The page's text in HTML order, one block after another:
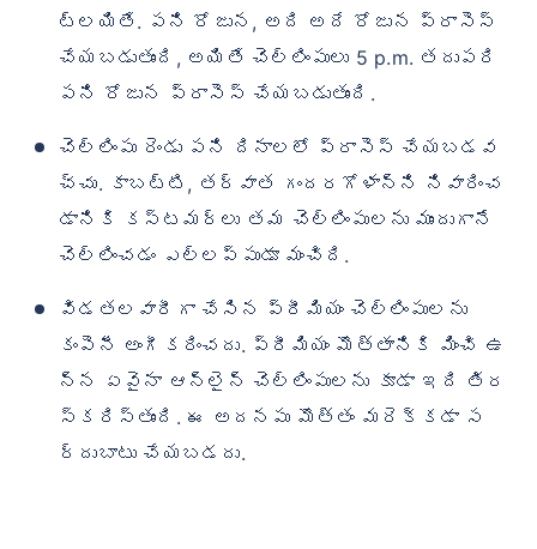
ట్లయితే. పని రోజున, అది అదే రోజున ప్రాసెస్
చేయబడుతుంది, అయితే చెల్లింపులు 5 p.m. తదుపరి
పని రోజున ప్రాసెస్ చేయబడుతుంది.
చెల్లింపు రెండు పని దినాలలో ప్రాసెస్ చేయబడవ
చ్చు. కాబట్టి, తర్వాత గందరగోళాన్ని నివారించ
డానికి కస్టమర్‌లు తమ చెల్లింపులను ముందుగానే
చెల్లించడం ఎల్లప్పుడూ మంచిది.
విడతలవారీగా చేసిన ప్రీమియం చెల్లింపులను
కంపెనీ అంగీకరించదు. ప్రీమియం మొత్తానికి మించి ఉ
న్న ఏవైనా ఆన్‌లైన్ చెల్లింపులను కూడా ఇది తిర
స్కరిస్తుంది. ఈ అదనపు మొత్తం మరెక్కడా స
ర్దుబాటు చేయబడదు.